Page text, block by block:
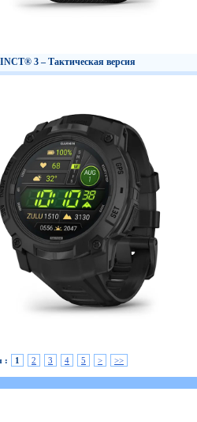
3 – Тактическая версия
: 1 2 3 4 5 > >>